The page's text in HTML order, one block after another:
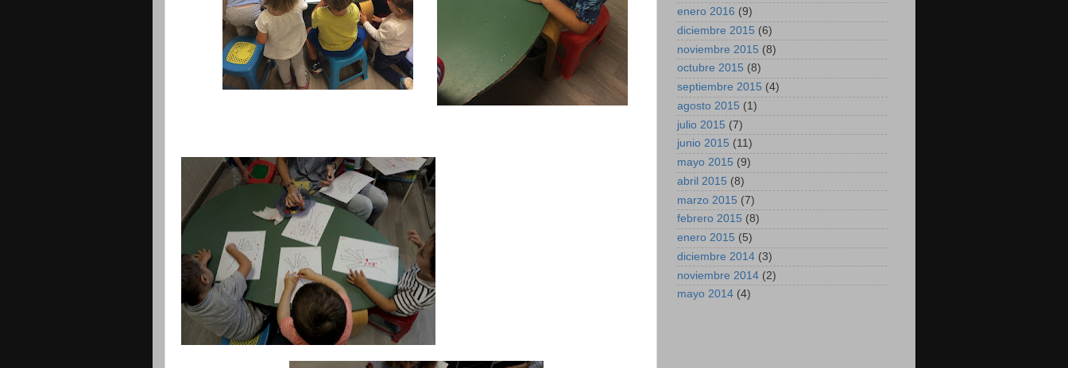
enero 2016 (9)
diciembre 2015 (6)
noviembre 2015 (8)
octubre 2015 (8)
septiembre 2015 (4)
agosto 2015 (1)
julio 2015 (7)
junio 2015 (11)
mayo 2015 (9)
abril 2015 (8)
marzo 2015 (7)
febrero 2015 (8)
enero 2015 (5)
diciembre 2014 (3)
noviembre 2014 (2)
mayo 2014 (4)